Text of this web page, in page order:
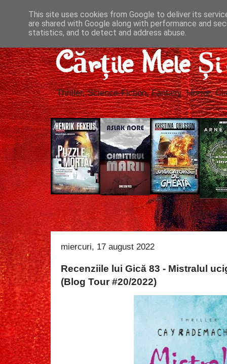
Cărțile Mele
Thriller, Science-Fiction, Fantasy, Horror,
miercuri, 17 august 2022
Recenziile lui Gică 83 - Mistralul
(Blog Tour #20/2022)
This site uses cookies from Google to deliver its
are shared with Google along with performance and
statistics, and to detect and address abuse.